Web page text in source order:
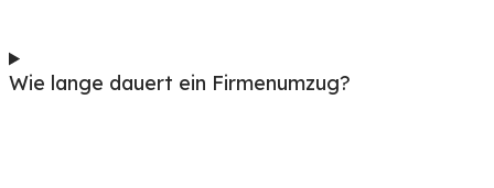
Wie lange dauert ein Firmenumzug?